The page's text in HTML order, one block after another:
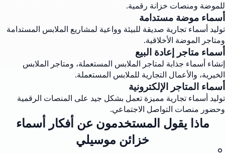
للموضة ومنصات خزانة رقمية.
أسماء موضة مستدامة
توليد أسماء تجارية صديقة للبيئة وواعية لمشاريع الملابس المستدامة
ومتاجر الموضة الأخلاقية.
أسماء متاجر إعادة البيع
إنشاء أسماء جذابة لمتاجر الملابس المستعملة، ومتاجر الملابس
الخيرية، والأعمال التجارية للملابس المستعملة.
أسماء المتاجر الإلكترونية
توليد أسماء تجارية مميزة تعمل بشكل جيد على المنصات الرقمية
وحضور منصات التواصل الاجتماعي.
ماذا يقول المستخدمون عن أفكار أسماء
خزائن موسيلي